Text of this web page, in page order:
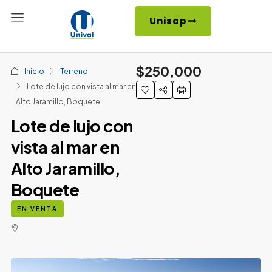
Unisap
Inicio
Terreno
Lote de lujo con vista al mar en
Alto Jaramillo, Boquete
Lote de lujo con
vista al mar en
Alto Jaramillo,
Boquete
EN VENTA
$250,000